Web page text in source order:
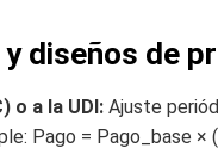
diseños de
o a la UDI: Ajuste
Pago = Pago_base